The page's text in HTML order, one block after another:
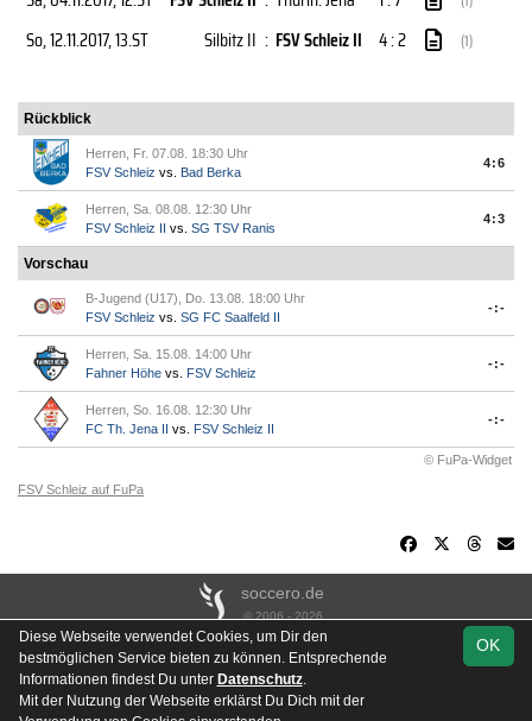
So, 12.11.2017, 13.ST Silbitz II : FSV Schleiz II 4 : 2 (1)
Rückblick
Herren, Fr. 07.08. 18:30 Uhr
FSV Schleiz vs. Bad Berka
4:6
Herren, Sa. 08.08. 12:30 Uhr
FSV Schleiz II vs. SG TSV Ranis
4:3
Vorschau
B-Jugend (U17), Do. 13.08. 18:00 Uhr
FSV Schleiz vs. SG FC Saalfeld II
-:-
Herren, Sa. 15.08. 14:00 Uhr
Fahner Höhe vs. FSV Schleiz
-:-
Herren, So. 16.08. 12:30 Uhr
FC Th. Jena II vs. FSV Schleiz II
-:-
© FuPa-Widget
FSV Schleiz auf FuPa
soccero.de
© 2006 - 2026
Besucherstatistik Kontakt Impressum Links
Datenschutz
Stadion- & Hausordnung
Gästebuch
Instagram
OK
Diese Webseite verwendet Cookies, um Dir den
bestmöglichen Service bieten zu können. Entsprechende
Informationen findest Du unter Datenschutz.
Mit der Nutzung der Webseite erklärst Du Dich mit der